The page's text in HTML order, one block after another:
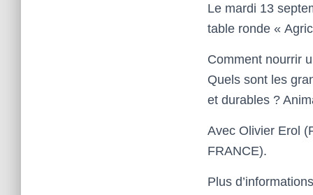
Le mardi 13
table ronde «
Comment nourrir
Quels sont les
et durables ?
Avec Olivier Erol
FRANCE).
Plus